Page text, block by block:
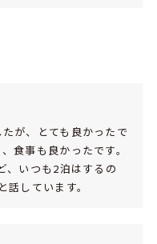
が、とても良かったで
食事も良かったです。
、いつも2泊はするの
話しています。